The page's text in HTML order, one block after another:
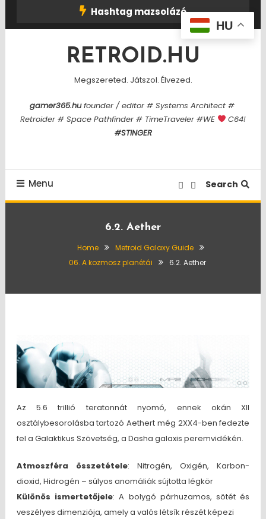
Hashtag mazsolázó
RETROID.HU
Megszereted. Játszol. Élvezed.
gamer365.hufounder / editor # Systems Architect #
Retroider # Space Pathfinder # TimeTraveler #WE
C64!
#STINGER
Menu Search
6.2. Aether
Home
Metroid Galaxy Guide
06. A kozmosz planétái
6.2. Aether
Az 5.6 trillió teratonnát nyomó, ennek okán XII
osztálybesorolásba tartozó Aethert még 2XX4-ben fedezte
fel a Galaktikus Szövetség, a Dasha galaxis peremvidékén.
Atmoszféra összetétele: Nitrogén, Oxigén, Karbon-
dioxid, Hidrogén – súlyos anomáliák sújtotta légkör
Különös ismertetőjele: A bolygó párhuzamos, sötét és
veszélyes dimenziója, amely a valós létsík részét képezi
HU